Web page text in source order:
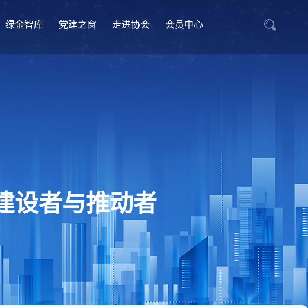
绿金智库 党建之窗 走进协会 会员中心
设者与推动者